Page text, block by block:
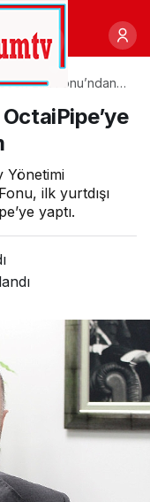
Etki Fonu’ndan
yatırım
Yönetimi
ilk yurtdışı
yaptı.
Paylaş